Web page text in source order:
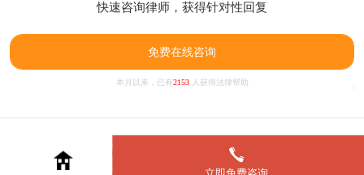
快速咨询律师，获得针对性回复
免费在线咨询
本月以来，已有2153人获得法律帮助